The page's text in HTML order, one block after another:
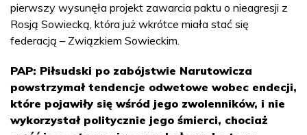
pierwszy wysunęła projekt zawarcia paktu o nieagresji z
Rosją Sowiecką, która już wkrótce miała stać się
federacją – Związkiem Sowieckim.
PAP: Piłsudski po zabójstwie Narutowicza
powstrzymał tendencje odwetowe wobec endecji,
które pojawiły się wśród jego zwolenników, i nie
wykorzystał politycznie jego śmierci, chociaż